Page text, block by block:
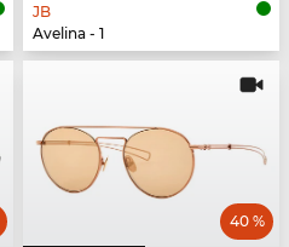
JB
Avelina - 1
40 %